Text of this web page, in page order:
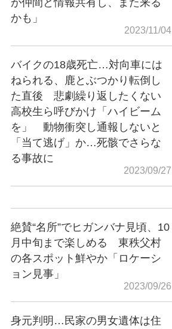
が仲間と情報共有し、また来る
かも」
2023/11/04
バイクの18歳死亡…対向車には
ねられる、鹿とぶつかり転倒し
た直後 悲劇繰り返したくない
高校生ら呼びかけ「ハイビーム
を」 動物衝突し通報しないと
「当て逃げ」か…死骸でさらな
る事故に
2023/09/27
絶賛“名所”でヒガンバナ見頃、10
月中旬まで楽しめる 東秩父村
の各スポット鮮やか「ロケーシ
ョン見事」
2023/09/26
身元判明…民家の男女遺体は住